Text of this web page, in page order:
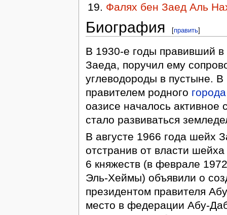
Фалях бен Заед Аль
Биография [править]
В 1930-е годы правивший
Заеда, поручил ему
углеводороды в пустыне.
правителем родного
оазисе началось активное
стало развиваться
В августе 1966 года шейх
отстранив от власти
6 княжеств (в феврале
Эль-Хеймы) объявили о
президентом правителя
место в федерации Абу-